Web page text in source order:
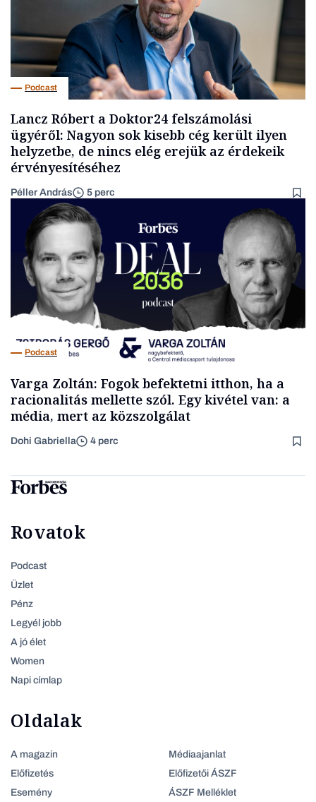
Podcast
Lancz Róbert a Doktor24 felszámolási
ügyéről: Nagyon sok kisebb cég került ilyen
helyzetbe, de nincs elég erejük az érdekeik
érvényesítéséhez
Péller András 5 perc
Podcast
Varga Zoltán: Fogok befektetni itthon, ha a
racionalitás mellette szól. Egy kivétel van: a
média, mert az közszolgálat
Dohi Gabriella 4 perc
Rovatok
Podcast
Üzlet
Pénz
Legyél jobb
A jó élet
Women
Napi címlap
Oldalak
A magazin
Előfizetés
Esemény
Médiaajanlat
Előfizetői ÁSZF
ÁSZF Melléklet